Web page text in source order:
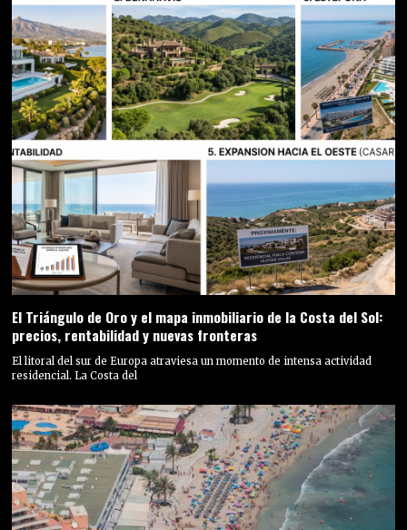
El Triángulo de Oro y el mapa inmobiliario de la Costa del Sol:
precios, rentabilidad y nuevas fronteras
El litoral del sur de Europa atraviesa un momento de intensa actividad
residencial. La Costa del